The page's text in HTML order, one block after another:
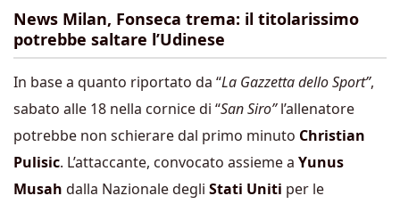
News Milan, Fonseca trema: il titolarissimo
potrebbe saltare l’Udinese
In base a quanto riportato da “La Gazzetta dello Sport”,
sabato alle 18 nella cornice di “San Siro”l’allenatore
potrebbe non schierare dal primo minuto Christian
Pulisic. L’attaccante, convocato assieme a Yunus
Musah dalla Nazionale degli Stati Uniti per le